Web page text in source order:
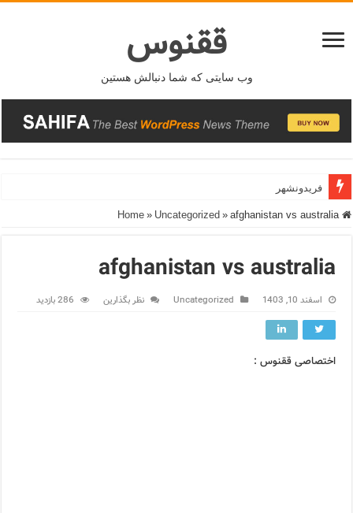
ققنوس
وب سایتی که شما دنبالش هستین
فریدونشهر
Home
» Uncategorized » afghanistan vs australia
afghanistan vs australia
اسفند 10, 1403 Uncategorized نظر بگذارین 286 بازدید
اختصاصی ققنوس :